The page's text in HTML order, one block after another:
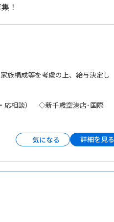
！
構成等を考慮の上、給与決定し
応相談） ◇新千歳空港店･国際
気になる 詳細を見る